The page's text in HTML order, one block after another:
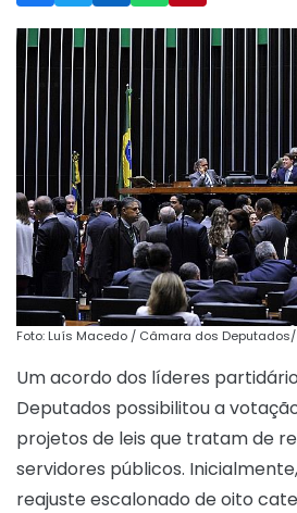
Foto: Luís Macedo / Câmara dos
Um acordo dos líderes
Deputados possibilitou a
projetos de leis que tratam de
servidores públicos.
reajuste escalonado de oito